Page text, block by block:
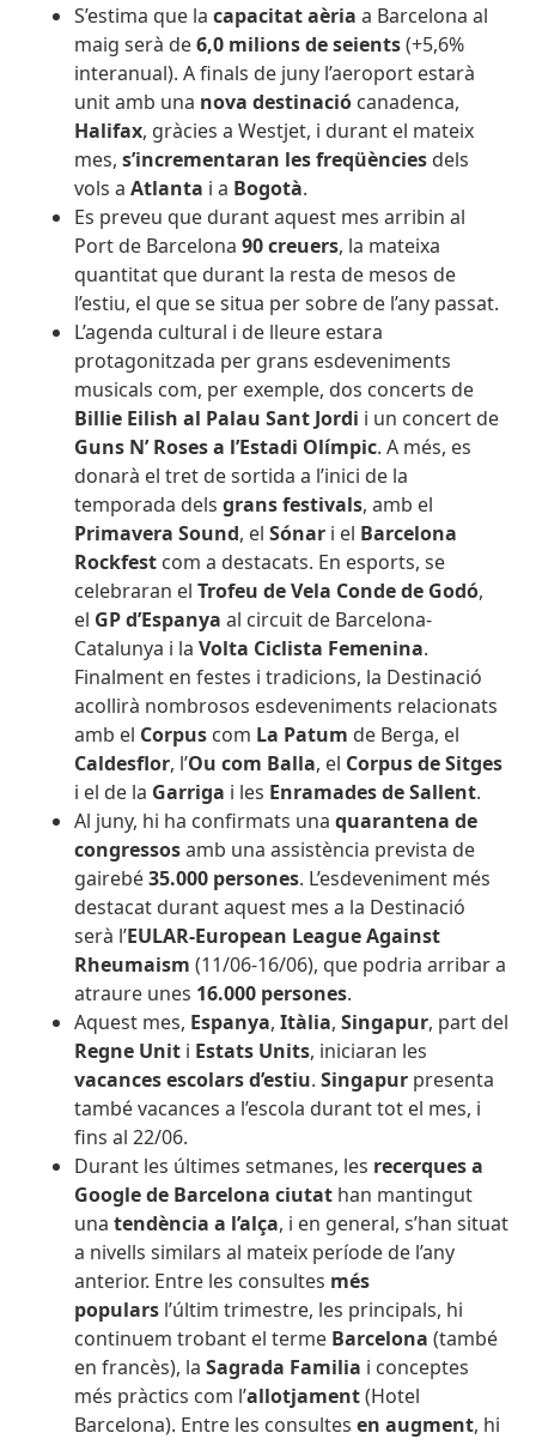
S’estima que lacapacitat aèriaa Barcelona al
maig serà de6,0 milions de seients(+5,6%
interanual). A finals de juny l’aeroport estarà
unit amb una nova destinació canadenca,
Halifax, gràcies a Westjet, i durant el mateix
mes,s’incrementaran les freqüències dels
vols aAtlanta i a Bogotà.
Es preveu que durant aquest mes arribin al
Port de Barcelona90 creuers, la mateixa
quantitat que durant la resta de mesos de
l’estiu, el que se situa per sobre de l’any passat.
L’agenda cultural i de lleure estara
protagonitzada per grans esdeveniments
musicals com, per exemple, dos concerts de
Billie Eilish al Palau Sant Jordi i un concert de
Guns N’ Roses a l’Estadi Olímpic. A més, es
donarà el tret de sortida a l’inici de la
temporada delsgrans festivals, amb el
Primavera Sound, elSónar i el Barcelona
Rockfest com a destacats. En esports, se
celebraran elTrofeu de Vela Conde de Godó,
el GP d’Espanya al circuit de Barcelona-
Catalunya i laVolta Ciclista Femenina.
Finalment en festes i tradicions, la Destinació
acollirà nombrosos esdeveniments relacionats
amb el Corpus com La Patum de Berga, el
Caldesflor, l’Ou com Balla, el Corpus de Sitges
i el de la Garriga i les Enramades de Sallent.
Al juny, hi ha confirmats una quarantena de
congressosamb una assistència prevista de
gairebé35.000 persones. L’esdeveniment més
destacat durant aquest mes a la Destinació
serà l’EULAR-European League Against
Rheumaism(11/06-16/06), que podria arribar a
atraure unes 16.000 persones.
Aquest mes, Espanya,Itàlia,Singapur, part del
Regne Unit i Estats Units, iniciaran les
vacances escolars d’estiu.Singapur presenta
també vacances a l’escola durant tot el mes, i
fins al 22/06.
Durant les últimes setmanes, les recerques a
Google de Barcelona ciutat han mantingut
una tendència a l’alça, i en general, s’han situat
a nivells similars al mateix període de l’any
anterior. Entre les consultes més
populars l’últim trimestre, les principals, hi
continuem trobant el terme Barcelona(també
en francès), laSagrada Familia i conceptes
més pràctics com l’allotjament(Hotel
Barcelona). Entre les consultes en augment, hi